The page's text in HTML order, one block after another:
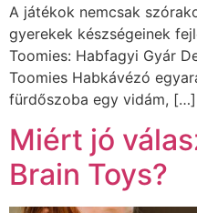
A játékok nemcsak
gyerekek készségeinek
Toomies: Habfagyi Gyár
Toomies Habkávézó
fürdőszoba egy vidám, […]
Miért jó
Brain Toys?